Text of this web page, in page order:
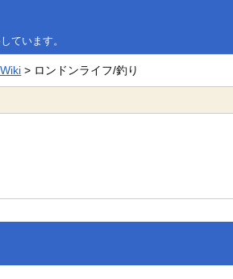
ています。
> ロンドンライフ/釣り